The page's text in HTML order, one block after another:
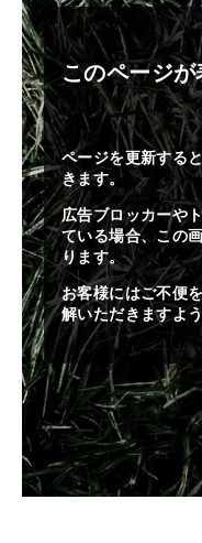
このページ
ページを更新する
きます。
広告ブロッカーや
ている場合、この
ります。
お客様にはご不便
解いただきますよ